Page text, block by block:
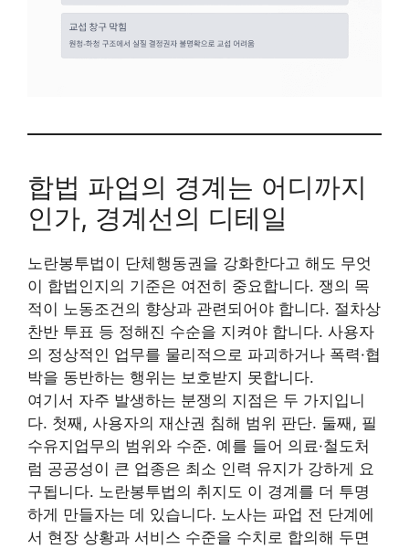
합법 파업의 경계는 어디까지
인가, 경계선의 디테일
노란봉투법이 단체행동권을 강화한다고 해도 무엇
이 합법인지의 기준은 여전히 중요합니다. 쟁의 목
적이 노동조건의 향상과 관련되어야 합니다. 절차상
찬반 투표 등 정해진 수순을 지켜야 합니다. 사용자
의 정상적인 업무를 물리적으로 파괴하거나 폭력·협
박을 동반하는 행위는 보호받지 못합니다.
여기서 자주 발생하는 분쟁의 지점은 두 가지입니
다. 첫째, 사용자의 재산권 침해 범위 판단. 둘째, 필
수유지업무의 범위와 수준. 예를 들어 의료·철도처
럼 공공성이 큰 업종은 최소 인력 유지가 강하게 요
구됩니다. 노란봉투법의 취지도 이 경계를 더 투명
하게 만들자는 데 있습니다. 노사는 파업 전 단계에
서 현장 상황과 서비스 수준을 수치로 합의해 두면